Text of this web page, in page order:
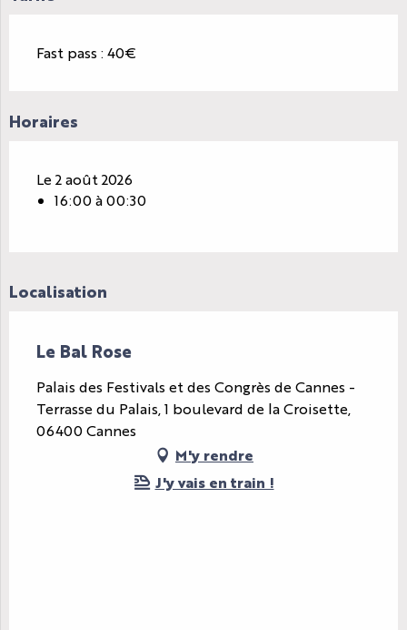
Fast pass : 40€
Horaires
Le 2 août 2026
16:00 à 00:30
Localisation
Le Bal Rose
Palais des Festivals et des Congrès de Cannes -
Terrasse du Palais, 1 boulevard de la Croisette,
06400 Cannes
M'y rendre
J'y vais en train !